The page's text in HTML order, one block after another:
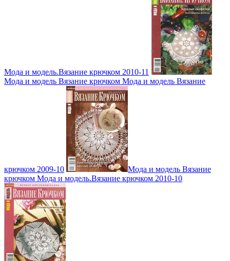
Мода и модель.Вязание крючком 2010-11
Мода и модель Вязание крючком Мода и модель Вязание
крючком 2009-10
Мода и модель Вязание
крючком Мода и модель.Вязание крючком 2010-10